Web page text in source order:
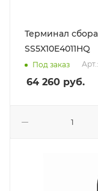
Терминал
SS5X10E4011HQ
Под заказ
64 260 руб.